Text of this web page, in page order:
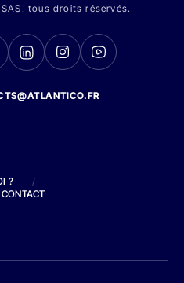
tous droits réservés.
?
/
CONTACT